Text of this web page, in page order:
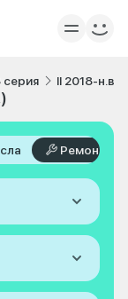
серия II 2018-н.в.
Ремонт